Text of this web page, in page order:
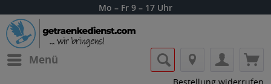
Mo – Fr 9 – 17 Uhr
Menü